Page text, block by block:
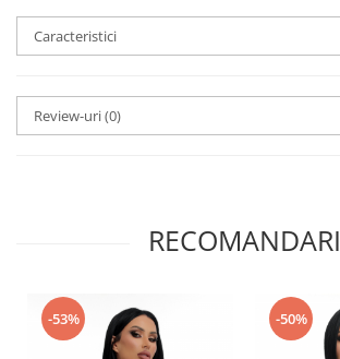
Caracteristici
Review-uri(0)
RECOMANDARI
-53% -50%